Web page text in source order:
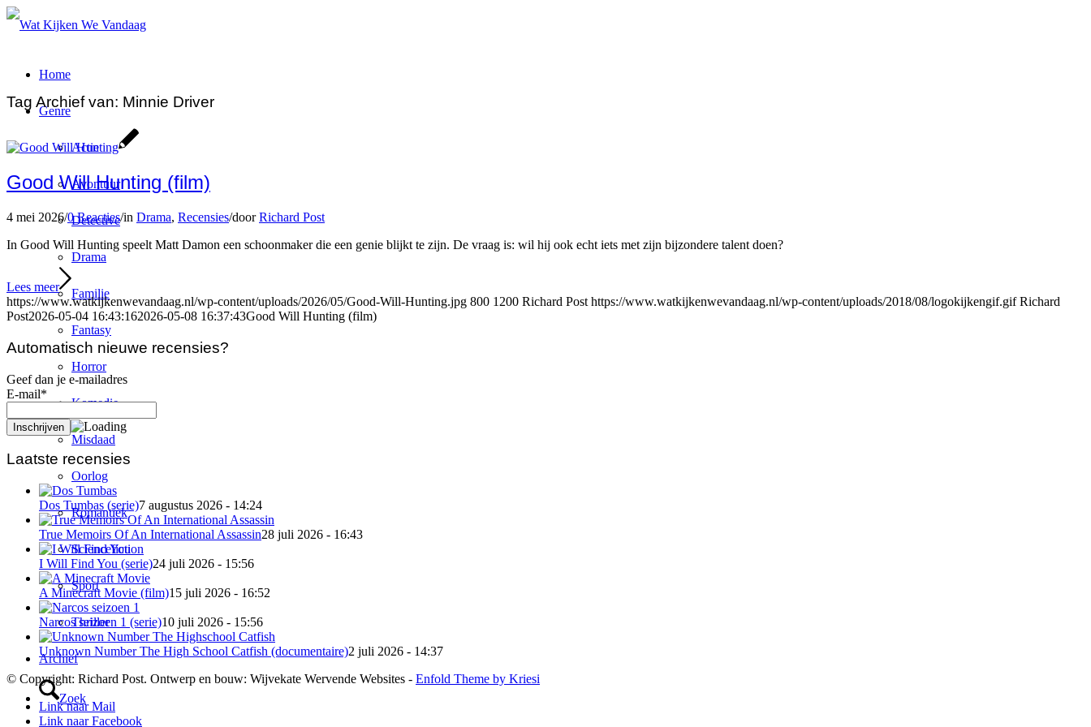
Home
Genre
Actie
Avontuur
Detective
Drama
Familie
Fantasy
Horror
Komedie
Misdaad
Oorlog
Romantiek
Sciencefiction
Sport
Thriller
Archief
Zoek
Tag Archief van: Minnie Driver
Good Will Hunting (film)
4 mei 2026/0 Reacties/in Drama, Recensies/doorRichard Post
In Good Will Hunting speelt Matt Damon een schoonmaker die een genie blijkt te zijn. De vraag is: wil hij ook echt iets met zijn bijzondere talent doen?
Lees meer
https://www.watkijkenwevandaag.nl/wp-content/uploads/2026/05/Good-Will-Hunting.jpg 800 1200 Richard Post https://www.watkijkenwevandaag.nl/wp-content/uploads/2018/08/logokijkengif.gif Richard
Post2026-05-04 16:43:162026-05-08 16:37:43Good Will Hunting (film)
Automatisch nieuwe recensies?
Geef dan je e-mailadres
E-mail*
Laatste recensies
Dos Tumbas (serie)7 augustus 2026 - 14:24
True Memoirs Of An International Assassin28 juli 2026 - 16:43
I Will Find You (serie)24 juli 2026 - 15:56
A Minecraft Movie (film)15 juli 2026 - 16:52
Narcos seizoen 1 (serie)10 juli 2026 - 15:56
Unknown Number The High School Catfish (documentaire)2 juli 2026 - 14:37
© Copyright: Richard Post. Ontwerp en bouw: Wijvekate Wervende Websites - Enfold Theme by Kriesi
Link naar Mail
Link naar Facebook